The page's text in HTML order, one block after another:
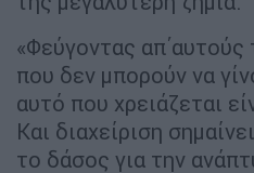
«Φεύγοντας
που δεν μπορούν να
αυτό που χρειάζεται
Και διαχείριση
το δάσος για την